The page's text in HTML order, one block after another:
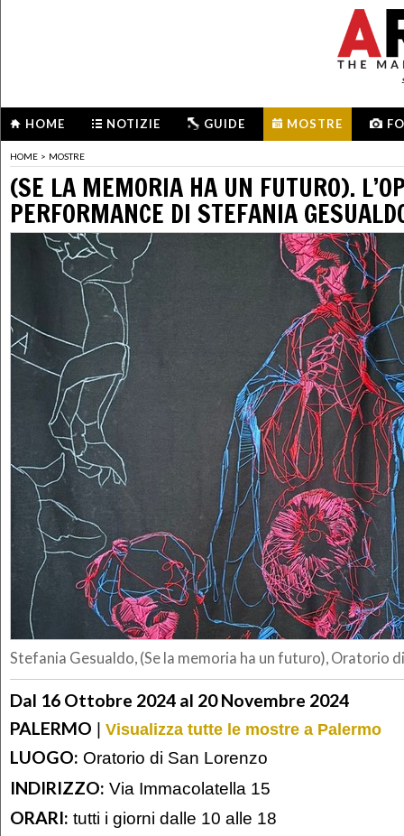
HOME NOTIZIE GUIDE MOSTRE
HOME > MOSTRE
(SE LA MEMORIA HA UN FUTURO).
PERFORMANCE DI STEFANIA
Stefania Gesualdo, (Se la memoria ha un futuro), Oratorio
Dal 16 Ottobre 2024 al 20 Novembre 2024
PALERMO | Visualizza tutte le mostre a Palermo
LUOGO: Oratorio di San Lorenzo
INDIRIZZO: Via Immacolatella 15
ORARI: tutti i giorni dalle 10 alle 18